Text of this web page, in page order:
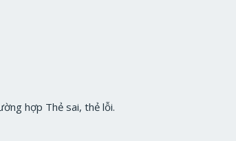
hợp Thẻ sai, thẻ lỗi.